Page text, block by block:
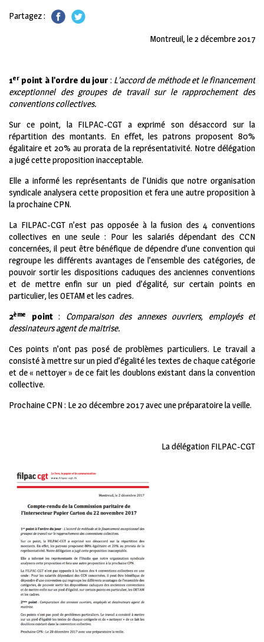
Partagez :
Montreuil, le 2 décembre 2017
1er point à l’ordre du jour: L’accord de méthode et le financement
exceptionnel des groupes de travail sur le rapprochement des
conventions collectives.
Sur ce point, la FILPAC-CGT a exprimé son désaccord sur la
répartition des montants. En effet, les patrons proposent 80%
égalitaire et 20% au prorata de la représentativité. Notre délégation
a jugé cette proposition inacceptable.
Elle a informé les représentants de l’Unidis que notre organisation
syndicale analysera cette proposition et fera une autre proposition à
la prochaine CPN.
La FILPAC-CGT n’est pas opposée à la fusion des 4 conventions
collectives en une seule : Pour les salariés dépendant des CCN
concernées, il peut être bénéfique de dépendre d’une convention qui
regroupe les différents avantages de l’ensemble des catégories, de
pouvoir sortir les dispositions caduques des anciennes conventions
et de mettre enfin sur un pied d’égalité, sur certain points en
particulier, les OETAM et les cadres.
2ème point: Comparaison des annexes ouvriers, employés et
dessinateurs agent de maitrise.
Ces points n’ont pas posé de problèmes particuliers. Le travail a
consisté à mettre sur un pied d’égalité les textes de chaque catégorie
et de « nettoyer » de ce fait les doublons existant dans la convention
collective.
Prochaine CPN : Le 20 décembre 2017 avec une préparatoire la veille.
La délégation FILPAC-CGT